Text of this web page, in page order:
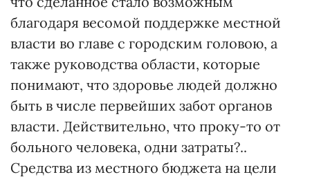
благодаря весомой поддержке местной
власти во главе с городским головою, а
также руководства области, которые
понимают, что здоровье людей должно
быть в числе первейших забот органов
власти. Действительно, что проку-то от
больного человека, одни затраты?..
Средства из местного бюджета на цели